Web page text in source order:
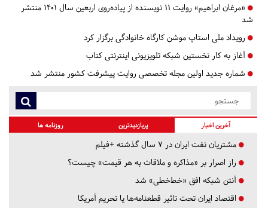
«مرغان ابراهیم» روایت 11 نویسنده از پیاده‌روی اربعین سال 1401 منتشر
شد
رویداد ملی استاپ موشن کارگاه خانوادگی برگزار کرد
آغاز به کار نخستین شبکه تلویزیونی اینترنتی کتاب
شماره جدید اولین مجله تخصصی روایت پیشرفت کشور منتشر شد
آخرین اخبار پربازدیدترین روزنامه ها
مشتریان نفت ایران در ۷ سال گذشته +فیلم
راز اصرار بر «مذاکره و ملاقات به هر قیمت» چیست؟
آنتن شبکه افق «خط‌خطی» شد
اقتصاد ایران تحت تاثیر قطعنامه‌ها یا تحریم‌ آمریکا